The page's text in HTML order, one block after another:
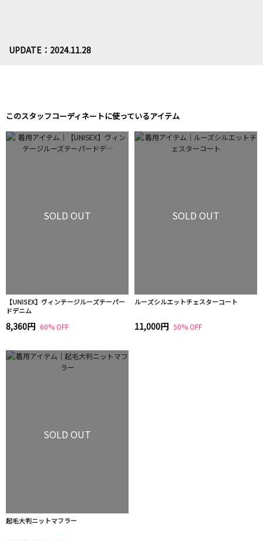
UPDATE：2024.11.28
このスタッフコーディネートに使っているアイテム
SOLD OUT
【UNISEX】ヴィンテージルーズテーパー
ドデニム
8,360円 60% OFF
SOLD OUT
ルーズシルエットチェスターコート
11,000円 50% OFF
SOLD OUT
起毛大判ニットマフラー